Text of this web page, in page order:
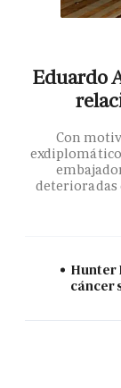
Eduardo
Con
deterioradas
Hunter
cáncer